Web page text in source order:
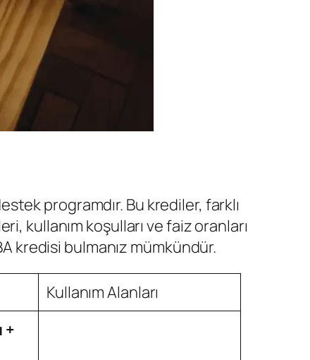
programdır. Bu krediler, farklı
kullanım koşulları ve faiz oranları
kredisi bulmanız mümkündür.
Kullanım Alanları
+